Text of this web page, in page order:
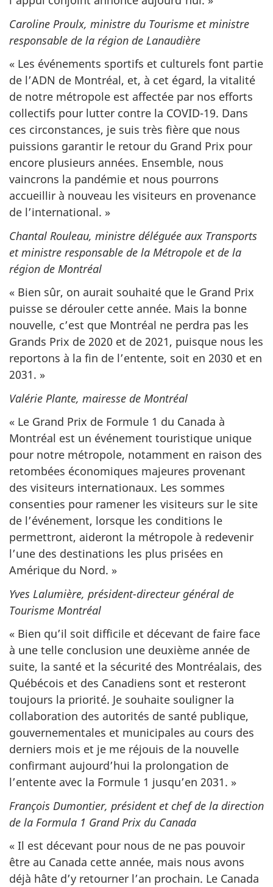
Caroline Proulx, ministre du Tourisme et ministre
responsable de la région de Lanaudière
« Les événements sportifs et culturels font partie
de l’ADN de Montréal, et, à cet égard, la vitalité
de notre métropole est affectée par nos efforts
collectifs pour lutter contre la COVID-19. Dans
ces circonstances, je suis très fière que nous
puissions garantir le retour du Grand Prix pour
encore plusieurs années. Ensemble, nous
vaincrons la pandémie et nous pourrons
accueillir à nouveau les visiteurs en provenance
de l’international. »
Chantal Rouleau, ministre déléguée aux Transports
et ministre responsable de la Métropole et de la
région de Montréal
« Bien sûr, on aurait souhaité que le Grand Prix
puisse se dérouler cette année. Mais la bonne
nouvelle, c’est que Montréal ne perdra pas les
Grands Prix de 2020 et de 2021, puisque nous les
reportons à la fin de l’entente, soit en 2030 et en
2031. »
Valérie Plante, mairesse de Montréal
« Le Grand Prix de Formule 1 du Canada à
Montréal est un événement touristique unique
pour notre métropole, notamment en raison des
retombées économiques majeures provenant
des visiteurs internationaux. Les sommes
consenties pour ramener les visiteurs sur le site
de l’événement, lorsque les conditions le
permettront, aideront la métropole à redevenir
l’une des destinations les plus prisées en
Amérique du Nord. »
Yves Lalumière, président-directeur général de
Tourisme Montréal
« Bien qu’il soit difficile et décevant de faire face
à une telle conclusion une deuxième année de
suite, la santé et la sécurité des Montréalais, des
Québécois et des Canadiens sont et resteront
toujours la priorité. Je souhaite souligner la
collaboration des autorités de santé publique,
gouvernementales et municipales au cours des
derniers mois et je me réjouis de la nouvelle
confirmant aujourd’hui la prolongation de
l’entente avec la Formule 1 jusqu’en 2031. »
François Dumontier, président et chef de la direction
de la Formula 1 Grand Prix du Canada
« Il est décevant pour nous de ne pas pouvoir
être au Canada cette année, mais nous avons
déjà hâte d’y retourner l’an prochain. Le Canada